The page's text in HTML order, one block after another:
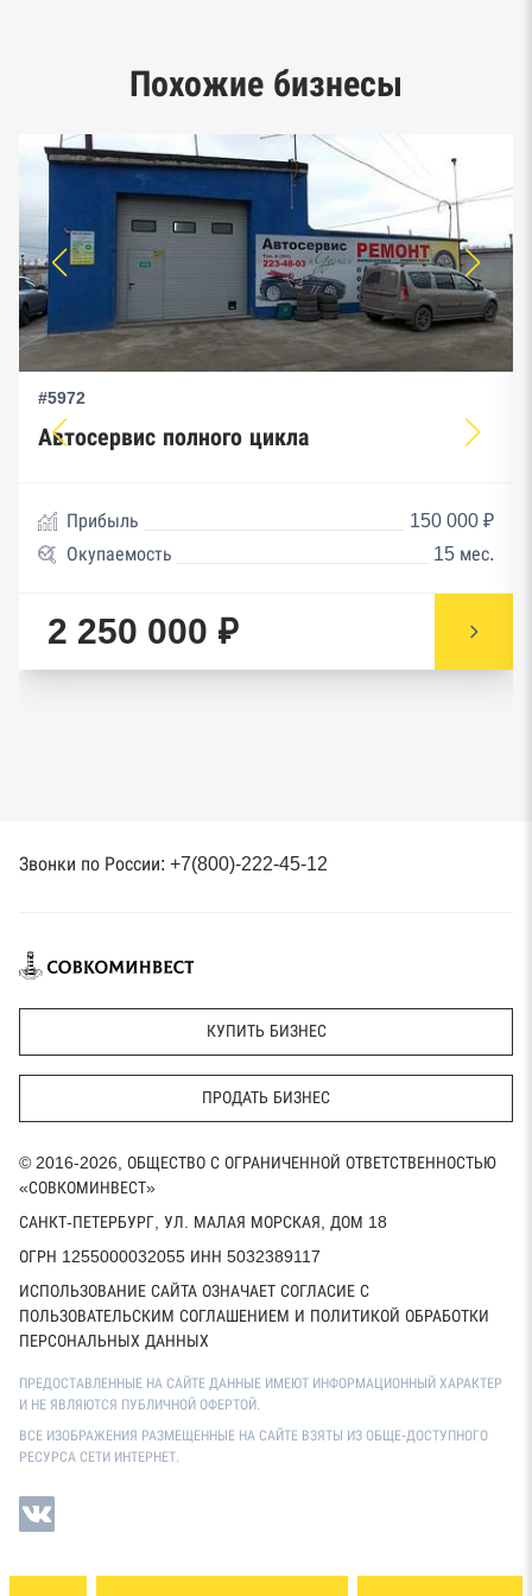
Единый реестр малого и среднего
Похожие бизнесы
#5972
Автосервис полного цикла
Прибыль
150 000 ₽
Окупаемость
15 мес.
2 250 000 ₽
Звонки по России: +7(800)-222-45-12
КУПИТЬ БИЗНЕС
ПРОДАТЬ БИЗНЕС
© 2016-2026, ОБЩЕСТВО С ОГРАНИЧЕННОЙ ОТВЕТСТВЕННОСТЬЮ
«СОВКОМИНВЕСТ»
САНКТ-ПЕТЕРБУРГ, УЛ. МАЛАЯ МОРСКАЯ, ДОМ 18
ОГРН 1255000032055 ИНН 5032389117
ИСПОЛЬЗОВАНИЕ САЙТА ОЗНАЧАЕТ СОГЛАСИЕ С
ПОЛЬЗОВАТЕЛЬСКИМ СОГЛАШЕНИЕМ И ПОЛИТИКОЙ ОБРАБОТКИ
ПЕРСОНАЛЬНЫХ ДАННЫХ
ПРЕДОСТАВЛЕННЫЕ НА САЙТЕ ДАННЫЕ ИМЕЮТ ИНФОРМАЦИОННЫЙ ХАРАКТЕР
И НЕ ЯВЛЯЮТСЯ ПУБЛИЧНОЙ ОФЕРТОЙ.
ВСЕ ИЗОБРАЖЕНИЯ РАЗМЕЩЕННЫЕ НА САЙТЕ ВЗЯТЫ ИЗ ОБЩЕ-ДОСТУПНОГО
РЕСУРСА СЕТИ ИНТЕРНЕТ.